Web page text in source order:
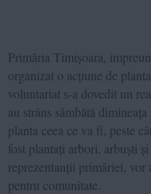
Primăria Timișoara,
organizat o acțiune de
voluntariat s-a dovedit un
au strâns sâmbătă
planta ceea ce va fi, peste
fost plantați arbori, arbuști
reprezentanții primăriei, vor
pentru comunitate.